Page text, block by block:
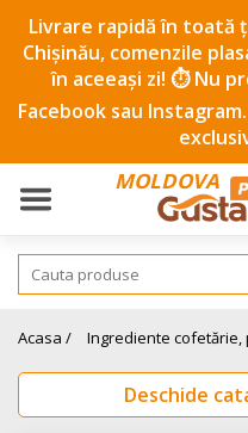
Livrare rapidă în toată
Chișinău, comenzile
în aceeași zi! ⏱️ Nu
Facebook sau
MOLDOVA
Acasa / Ingrediente
Deschide